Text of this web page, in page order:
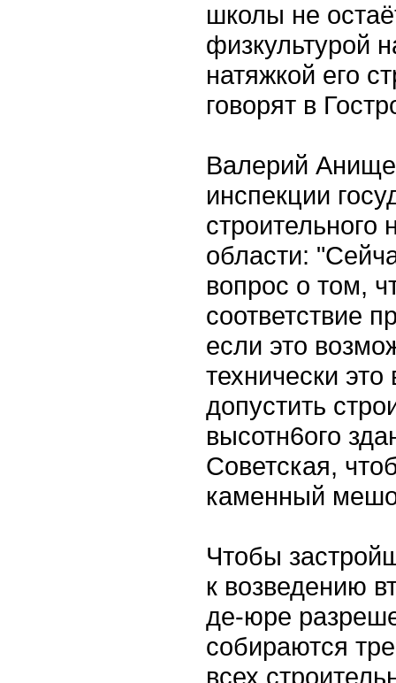
школы не
физкультурой
натяжкой его
говорят в
Валерий
инспекции
строительного
области:
вопрос о том,
соответствие
если это
технически
допустить
высотн6ого
Советская,
каменный
Чтобы
к возведению
де-юре
собираются
всех